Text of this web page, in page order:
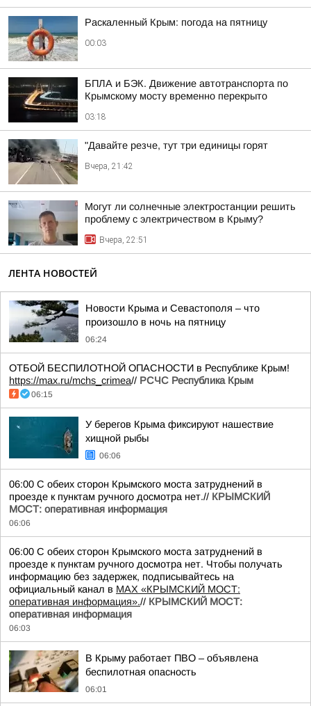
Раскаленный Крым: погода на пятницу
00:03
БПЛА и БЭК. Движение автотранспорта по
Крымскому мосту временно перекрыто
03:18
"Давайте резче, тут три единицы горят
Вчера, 21:42
Могут ли солнечные электростанции решить
проблему с электричеством в Крыму?
Вчера, 22:51
ЛЕНТА НОВОСТЕЙ
Новости Крыма и Севастополя – что
произошло в ночь на пятницу
06:24
ОТБОЙ БЕСПИЛОТНОЙ ОПАСНОСТИ в Республике Крым!
https://max.ru/mchs_crimea// РСЧС Республика Крым
06:15
У берегов Крыма фиксируют нашествие
хищной рыбы
06:06
06:00 С обеих сторон Крымского моста затруднений в
проезде к пунктам ручного досмотра нет.// КРЫМСКИЙ
МОСТ: оперативная информация
06:06
06:00 С обеих сторон Крымского моста затруднений в
проезде к пунктам ручного досмотра нет. Чтобы получать
информацию без задержек, подписывайтесь на
официальный канал в MAX «КРЫМСКИЙ МОСТ:
оперативная информация».// КРЫМСКИЙ МОСТ:
оперативная информация
06:03
В Крыму работает ПВО – объявлена
беспилотная опасность
06:01